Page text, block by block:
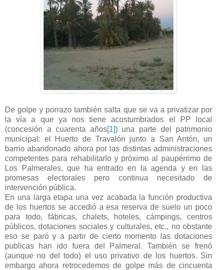
De golpe y porrazo también salta que se va a privatizar por
la vía a que ya nos tiene acostumbrados el PP local
(concesión a cuarenta años[1]) una parte del patrimonio
municipal: el Huerto de Travalón junto a San Antón, un
barrio abandonado ahora por las distintas administraciones
competentes para rehabilitarlo y próximo al paupérrimo de
Los Palmerales, que ha entrado en la agenda y en las
promesas electorales pero continua necesitado de
intervención pública.
En una larga etapa una vez acabada la función productiva
de los huertos se accedió a esa reserva de suelo un poco
para todo, fábricas, chalets, hoteles, cámpings, centros
públicos, dotaciones sociales y culturales, etc., no obstante
eso se paró y a partir de cierto momento las dotaciones
publicas han ido fuera del Palmeral. También se frenó
(aunque no del todo) el uso privativo de los huertos. Sin
embargo ahora retrocedemos de golpe más de cincuenta